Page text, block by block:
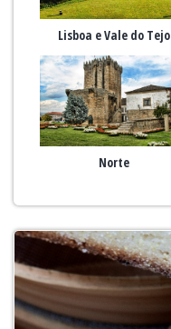
Lisboa e Vale do Tejo
Norte